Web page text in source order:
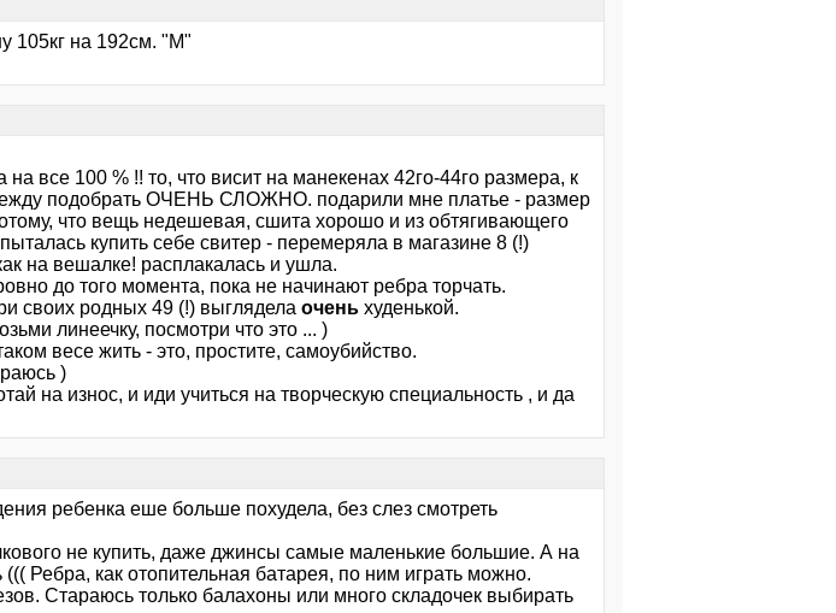
105кг на 192см. "М"
все 100 % !! то, что висит на манекенах 42го-44го размера, к
подобрать ОЧЕНЬ СЛОЖНО. подарили мне платье - размер
что вещь недешевая, сшита хорошо и из обтягивающего
купить себе свитер - перемеряла в магазине 8 (!)
на вешалке! расплакалась и ушла.
до того момента, пока не начинают ребра торчать.
своих родных 49 (!) выглядела очень худенькой.
линеечку, посмотри что это ... )
весе жить - это, простите, самоубийство.
)
на износ, и иди учиться на творческую специальность , и да
ребенка еше больше похудела, без слез смотреть
не купить, даже джинсы самые маленькие большие. А на
Ребра, как отопительная батарея, по ним играть можно.
Стараюсь только балахоны или много складочек выбирать